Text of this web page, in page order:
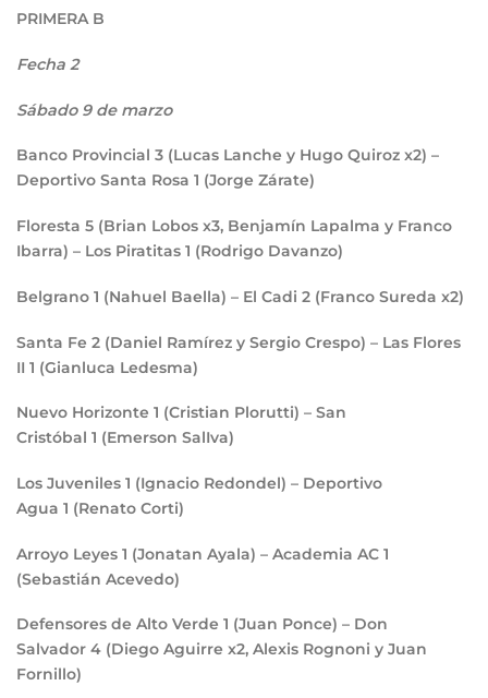
PRIMERA B
Fecha 2
Sábado 9 de marzo
Banco Provincial 3 (Lucas Lanche y Hugo Quiroz x2) –
Deportivo Santa Rosa 1 (Jorge Zárate)
Floresta 5 (Brian Lobos x3, Benjamín Lapalma y Franco
Ibarra) – Los Piratitas 1 (Rodrigo Davanzo)
Belgrano 1 (Nahuel Baella) – El Cadi 2 (Franco Sureda x2)
Santa Fe 2 (Daniel Ramírez y Sergio Crespo) – Las Flores
II 1 (Gianluca Ledesma)
Nuevo Horizonte 1 (Cristian Plorutti) – San
Cristóbal 1 (Emerson SalIva)
Los Juveniles 1 (Ignacio Redondel) – Deportivo
Agua 1 (Renato Corti)
Arroyo Leyes 1 (Jonatan Ayala) – Academia AC 1
(Sebastián Acevedo)
Defensores de Alto Verde 1 (Juan Ponce) – Don
Salvador 4 (Diego Aguirre x2, Alexis Rognoni y Juan
Fornillo)